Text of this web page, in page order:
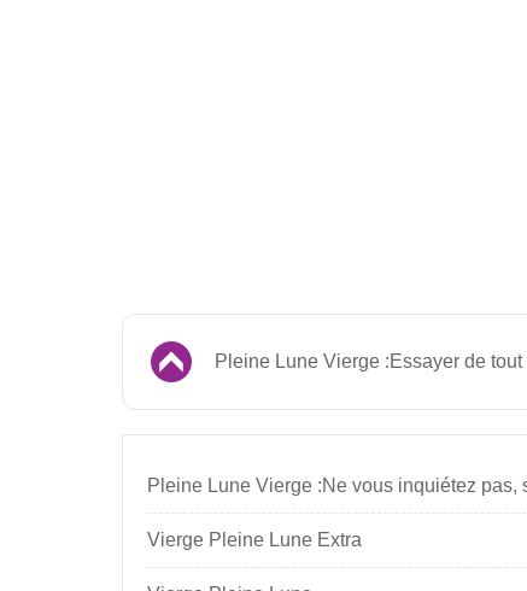
Pleine Lune Vierge :Essayer de tout
Vierge Pleine Lune Extra